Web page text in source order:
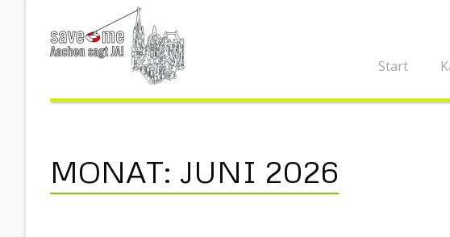
Start
MONAT: JUNI 2026